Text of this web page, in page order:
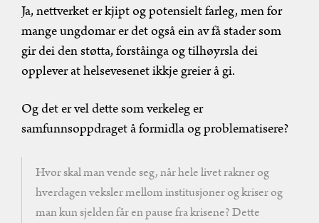
Ja, nettverket er kjipt og potensielt farleg, men for
mange ungdomar er det også ein av få stader som
gir dei den støtta, forståinga og tilhøyrsla dei
opplever at helsevesenet ikkje greier å gi.
Og det er vel dette som verkeleg er
samfunnsoppdraget å formidla og problematisere?
Hvor skal man vende seg, når hele livet rakner og
hverdagen veksler mellom institusjoner og kriser og
man kun sjelden får en pause fra krisene? Dette